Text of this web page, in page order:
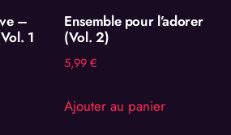
–
1
Ensemble pour l’adorer
(Vol. 2)
5,99€
Ajouter au panier